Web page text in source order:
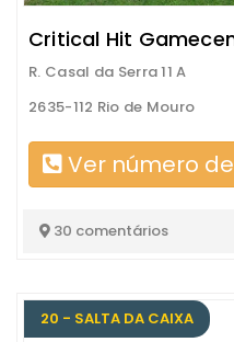
Critical Hit
R. Casal da Serra 11 A
2635-112 Rio de Mouro
Ver número
30 comentários
20 - SALTA DA CAIXA